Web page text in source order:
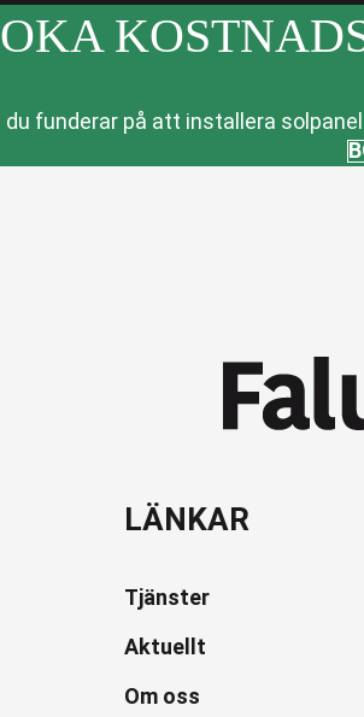
du funderar på att installera
LÄNKAR
Tjänster
Aktuellt
Om oss